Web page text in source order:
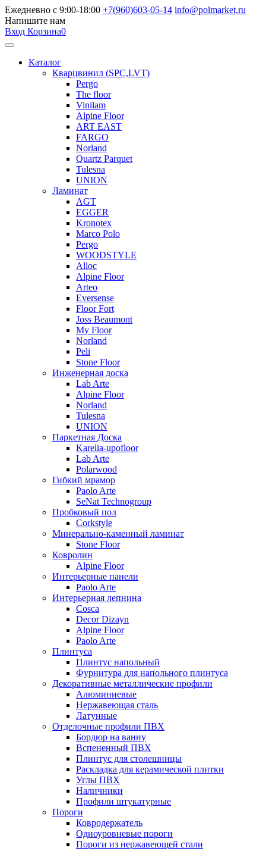
Ежедневно с 9:00-18:00 +7(960)603-05-14 info@polmarket.ru
Напишите нам
Вход Корзина0
Каталог
Кварцвинил (SPC,LVT)
Pergo
The floor
Vinilam
Alpine Floor
ART EAST
FARGO
Norland
Quartz Parquet
Tulesna
UNION
Ламинат
AGT
EGGER
Kronotex
Marco Polo
Pergo
WOODSTYLE
Alloc
Alpine Floor
Arteo
Eversense
Floor Fort
Joss Beaumont
My Floor
Norland
Peli
Stone Floor
Инженерная доска
Lab Arte
Alpine Floor
Norland
Tulesna
UNION
Паркетная Доска
Karelia-upofloor
Lab Arte
Polarwood
Гибкий мрамор
Paolo Arte
SeNat Technogroup
Пробковый пол
Corkstyle
Минерально-каменный ламинат
Stone Floor
Ковролин
Alpine Floor
Интерьерные панели
Paolo Arte
Интерьерная лепнина
Cosca
Decor Dizayn
Alpine Floor
Paolo Arte
Плинтуса
Плинтус напольный
Фурнитура для напольного плинтуса
Декоративные металлические профили
Алюминиевые
Нержавеющая сталь
Латунные
Отделочные профили ПВХ
Бордюр на ванну
Вспененный ПВХ
Плинтус для столешницы
Раскладка для керамической плитки
Углы ПВХ
Наличники
Профили штукатурные
Пороги
Ковродержатель
Одноуровневые пороги
Пороги из нержавеющей стали